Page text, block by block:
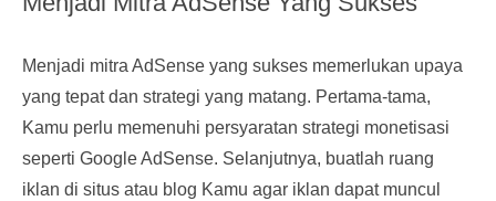
Menjadi mitra AdSense yang sukses memerlukan upaya
yang tepat dan strategi yang matang. Pertama-tama,
Kamu perlu memenuhi persyaratan strategi monetisasi
seperti Google AdSense. Selanjutnya, buatlah ruang
iklan di situs atau blog Kamu agar iklan dapat muncul